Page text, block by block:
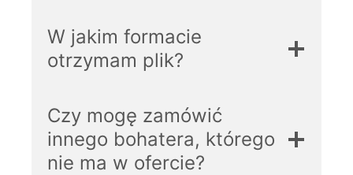
W jakim formacie
otrzymam plik?
Czy mogę zamówić
innego bohatera, którego
nie ma w ofercie?